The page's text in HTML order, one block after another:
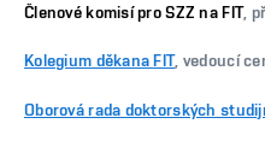
Členové komisí pro SZZ na FIT,
Kolegium děkana FIT, vedoucí
Oborová rada doktorských